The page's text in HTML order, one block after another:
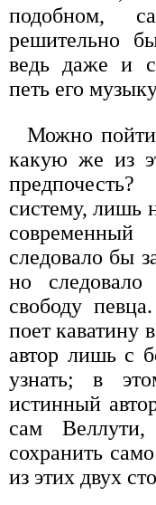
подобном,
решительно
ведь даже и
петь его
Можно
какую же из
систему, лишь
следовало бы
но
свободу
поет каватину
автор лишь с
узнать; в
истинный
сам
сохранить
из этих двух